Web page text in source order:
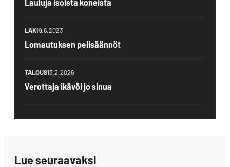
Lauluja isoista koneista
LAKI9.6.2023
Lomautuksen pelisäännöt
TALOUS13.2.2026
Verottaja ikävöi jo sinua
Lue seuraavaksi